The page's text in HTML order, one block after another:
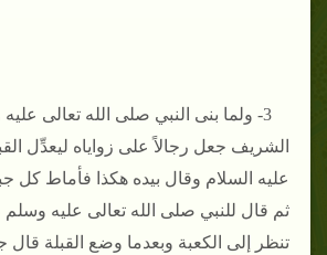
3- ولما بنى النبي صلى الله تعالى
الشريف جعل رجالاً على زواياه ليعدِّل
عليه السلام وقال بيده هكذا فأماط كل
ثم قال للنبي صلى الله تعالى عليه وسلم
تنظر إلى الكعبة وبعدما وضع القبلة قال